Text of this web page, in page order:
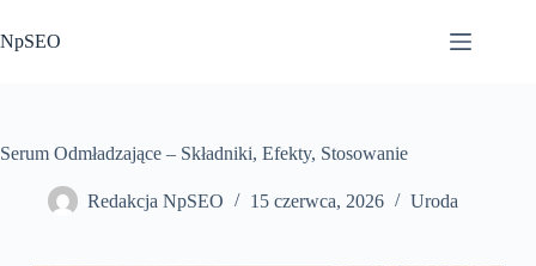
do
treści
NpSEO
Serum Odmładzające – Składniki, Efekty, Stosowanie
Redakcja NpSEO 15 czerwca, 2026 Uroda